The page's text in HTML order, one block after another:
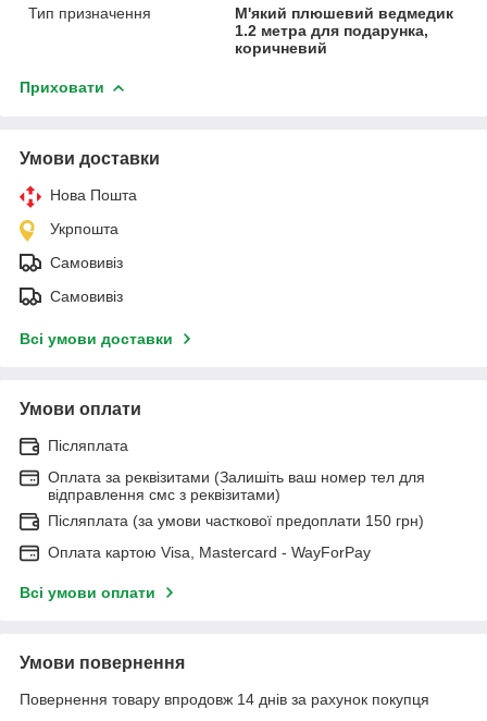
Тип призначення
М'який плюшевий ведмедик
1.2 метра для подарунка,
коричневий
Приховати
Умови доставки
Нова Пошта
Укрпошта
Самовивіз
Самовивіз
Всі умови доставки
Умови оплати
Післяплата
Оплата за реквізитами (Залишіть ваш номер тел для
відправлення смс з реквізитами)
Післяплата (за умови часткової предоплати 150 грн)
Оплата картою Visa, Mastercard - WayForPay
Всі умови оплати
Умови повернення
Повернення товару впродовж 14 днів за рахунок покупця